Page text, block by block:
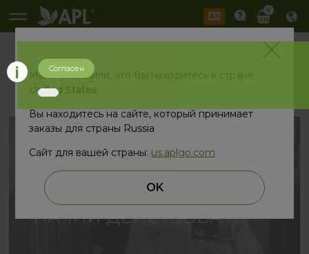
0
назад
ВДОХНИ
НАЧНИ ДЕЙСТВОВАТЬ
Мы определили, что Вы находитесь в стране
United States
Вы находитесь на сайте, который принимает
заказы для страны Russia
Сайт для вашей страны: us.aplgo.com
OK
Согласен